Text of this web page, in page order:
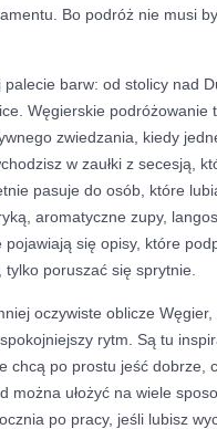
Bo podróż nie musi
palecie barw: od stolicy nad
Węgierskie podróżowanie
zwiedzania, kiedy
w zaułki z secesją,
pasuje do osób, które
aromatyczne zupy,
się opisy, które
poruszać się sprytnie.
oczywiste oblicze Węgier,
rytm. Są tu
chcą po prostu jeść dobrze,
można ułożyć na wiele
po pracy, jeśli lubisz